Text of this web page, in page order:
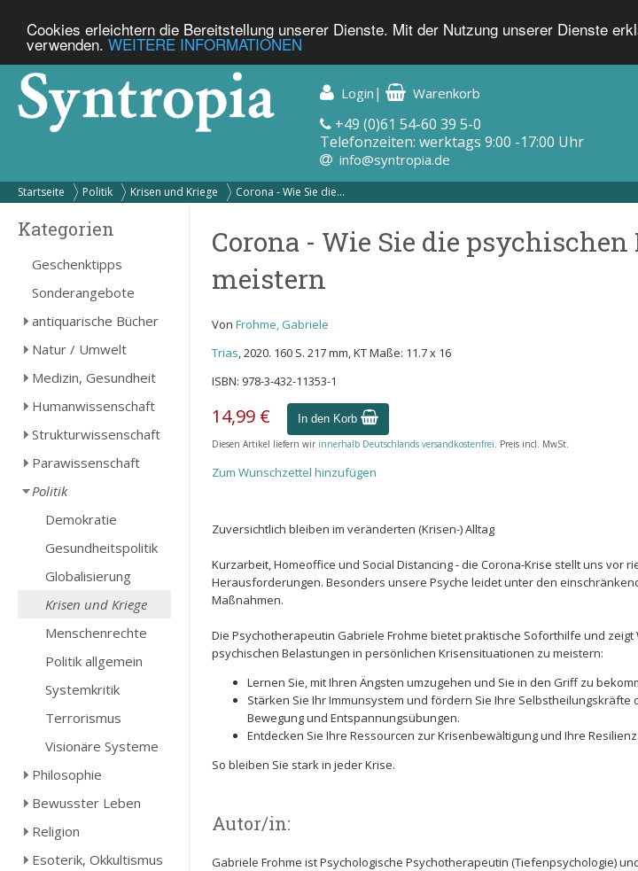
Cookies erleichtern die Bereitstellung unserer Dienste. Mit der Nutzung unserer Dienste
verwenden. WEITERE INFORMATIONEN
Login | Warenkorb
+49 (0)61 54-60 39 5-0
Telefonzeiten: werktags 9:00 -17:00 Uhr
info@syntropia.de
Startseite Politik Krisen und Kriege Corona - Wie Sie die...
Kategorien
Geschenktipps
Sonderangebote
antiquarische Bücher
Natur / Umwelt
Medizin, Gesundheit
Humanwissenschaft
Strukturwissenschaft
Parawissenschaft
Politik
Demokratie
Gesundheitspolitik
Globalisierung
Krisen und Kriege
Menschenrechte
Politik allgemein
Systemkritik
Terrorismus
Visionäre Systeme
Philosophie
Bewusster Leben
Religion
Esoterik, Okkultismus
Corona - Wie Sie die
meistern
Von Frohme, Gabriele
Trias, 2020. 160 S. 217 mm, KT Maße: 11.7 x 16
ISBN: 978-3-432-11353-1
14,99 € In den Korb
Diesen Artikel liefern wir innerhalb Deutschlands versandkostenfrei. Preis incl. MwSt.
Zum Wunschzettel hinzufügen
Zuversichtlich bleiben im veränderten (Krisen-) Alltag
Kurzarbeit, Homeoffice und Social Distancing - die Corona-Krise stellt uns vor
Herausforderungen. Besonders unsere Psyche leidet unter den
Maßnahmen.
Die Psychotherapeutin Gabriele Frohme bietet praktische Soforthilfe und zeigt
psychischen Belastungen in persönlichen Krisensituationen zu meistern:
Lernen Sie, mit Ihren Ängsten umzugehen und Sie in den Griff zu
Stärken Sie Ihr Immunsystem und fördern Sie Ihre Selbstheilungskräfte
Bewegung und Entspannungsübungen.
Entdecken Sie Ihre Ressourcen zur Krisenbewältigung und Ihre Resilienz.
So bleiben Sie stark in jeder Krise.
Autor/in:
Gabriele Frohme ist Psychologische Psychotherapeutin (Tiefenpsychologie)